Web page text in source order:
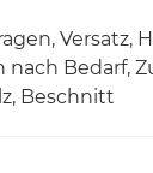
Versatz,
Bedarf,
Beschnitt